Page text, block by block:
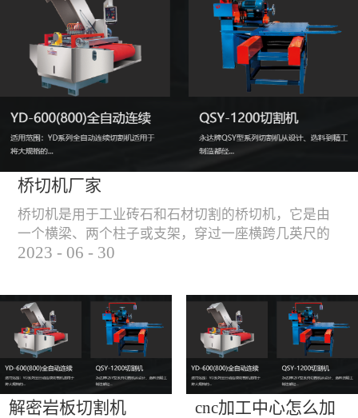
能，不伤石材、瓷砖表
面，不崩边。4、大板
平稳输送进出，切割加
工与上下板分开，便
捷，高效。5、19”显示
屏，按钮、遥杆集成面
板，操作快速、简便。
桥切机厂家
桥切机是用于工业砖石和石材切割的桥切机，它是由
一个横梁、两个柱子或支架，穿过一座横跨几英尺的
桥而构成，因其形状而得名。随着石材和工业砖石的
是用于实现快速切割大型石材和工业砖石的机器，具
有高效、节能、环保等优点，是现代建筑行业必不可
少的设备之一。但是，如何选择合适的桥切机厂家也
是很多消费者不得不面对的问题。选择一个靠谱的桥
切机厂家，是保证桥切机使用效果和...
2023 - 06 - 30
解密岩板切割机
cnc加工中心怎么加